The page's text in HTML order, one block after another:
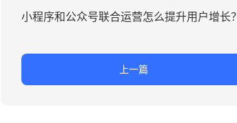
小程序和公众号联合运营怎么提升用户增长？
上一篇